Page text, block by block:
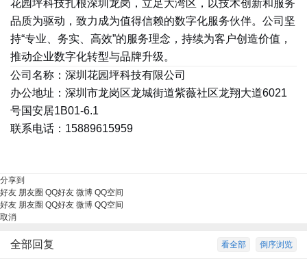
花园坪科技扎根深圳龙岗，立足大湾区，以技术创新和服务
品质为驱动，致力成为值得信赖的数字化服务伙伴。公司坚
持“专业、务实、高效”的服务理念，持续为客户创造价值，
推动企业数字化转型与品牌升级。
公司名称：深圳花园坪科技有限公司
办公地址：深圳市龙岗区龙城街道紫薇社区龙翔大道6021
号国安居1B01-6.1
联系电话：15889615959
分享到
好友 朋友圈 QQ好友 微博 QQ空间
好友 朋友圈 QQ好友 微博 QQ空间
取消
倒序浏览
看全部
全部回复